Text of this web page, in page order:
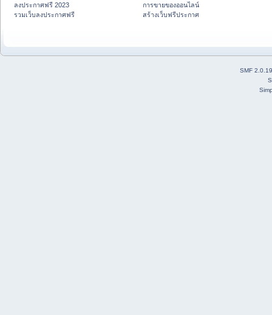
ลงประกาศฟรี 2023
รวมเว็บลงประกาศฟรี
การขายของออนไลน์
สร้างเว็บฟรีประกาศ
SMF 2.0.19